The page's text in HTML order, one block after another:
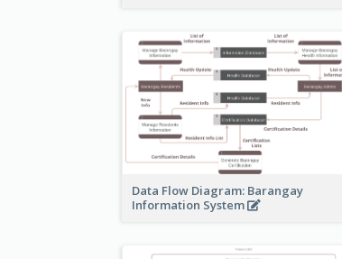
Data Flow Diagram: Barangay
Information System